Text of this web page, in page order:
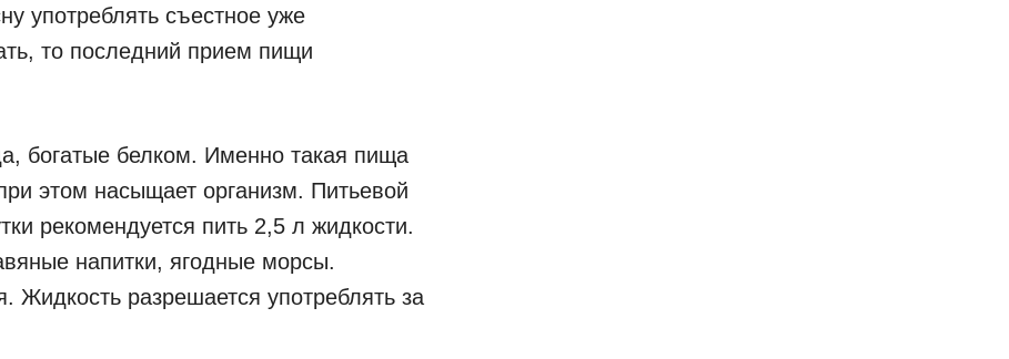
употреблять съестное уже
то последний прием пищи
богатые белком. Именно такая пища
этом насыщает организм. Питьевой
рекомендуется пить 2,5 л жидкости.
напитки, ягодные морсы.
Жидкость разрешается употреблять за